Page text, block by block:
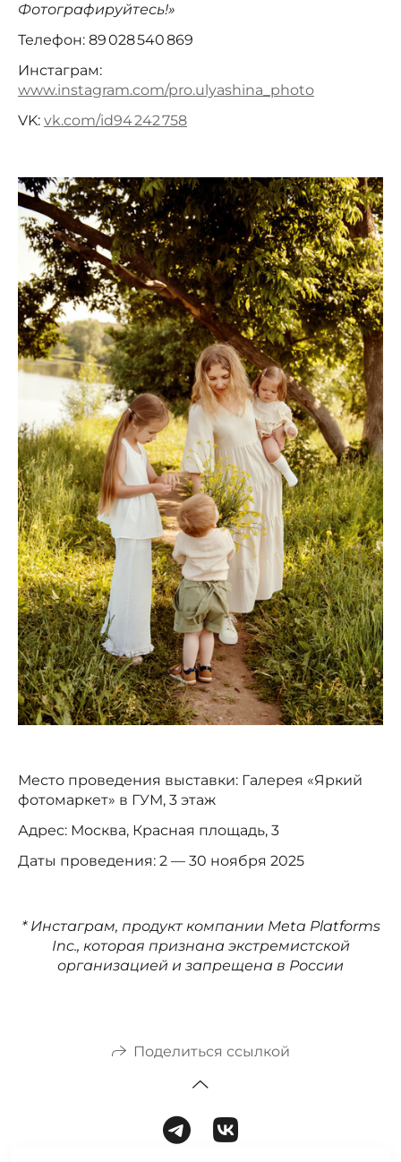
Фотографируйтесь!»
Телефон: 89 028 540 869
Инстаграм:
www.instagram.com/pro.ulyashina_photo
VK: vk.com/id94 242 758
Место проведения выставки: Галерея «Яркий
фотомаркет» в ГУМ, 3 этаж
Адрес: Москва, Красная площадь, 3
Даты проведения: 2 — 30 ноября 2025
* Инстаграм, продукт компании Meta Platforms
Inc., которая признана экстремистской
организацией и запрещена в России
Поделиться ссылкой